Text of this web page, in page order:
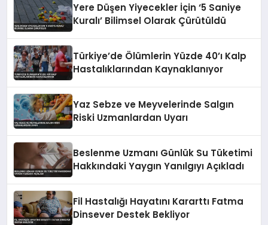
Yere Düşen Yiyecekler İçin ‘5 Saniye
Kuralı’ Bilimsel Olarak Çürütüldü
Türkiye’de Ölümlerin Yüzde 40’ı Kalp
Hastalıklarından Kaynaklanıyor
Yaz Sebze ve Meyvelerinde Salgın
Riski Uzmanlardan Uyarı
Beslenme Uzmanı Günlük Su Tüketimi
Hakkındaki Yaygın Yanılgıyı Açıkladı
Fil Hastalığı Hayatını Kararttı Fatma
Dinsever Destek Bekliyor